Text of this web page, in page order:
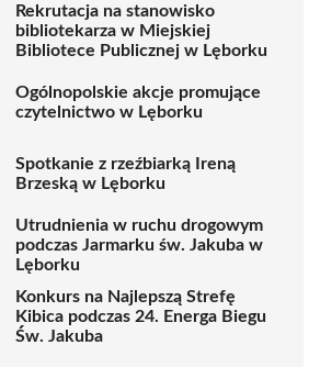
Rekrutacja na stanowisko
bibliotekarza w Miejskiej
Bibliotece Publicznej w Lęborku
Ogólnopolskie akcje promujące
czytelnictwo w Lęborku
Spotkanie z rzeźbiarką Ireną
Brzeską w Lęborku
Utrudnienia w ruchu drogowym
podczas Jarmarku św. Jakuba w
Lęborku
Konkurs na Najlepszą Strefę
Kibica podczas 24. Energa Biegu
Św. Jakuba